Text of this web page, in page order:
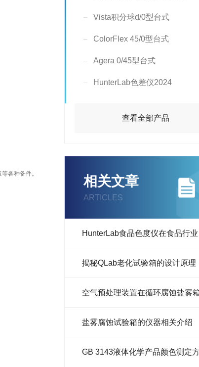
Vista积分球d/0型台式
ColorFlex 45/0型台式
Agera 0/45型台式
HunterLab色差仪2024
查看全部产品
相关文章
ARTICLES
揭秘QLab老化试验箱的设计原理
盐雾腐蚀试验箱的仪器相关介绍
​GB 3143液体化学产品颜色测定
各种备件。